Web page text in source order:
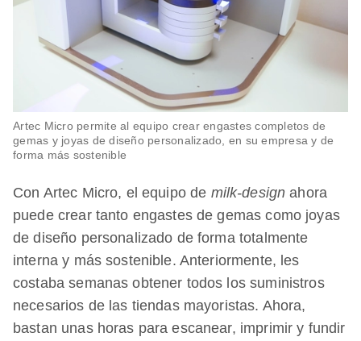
Artec Micro permite al equipo crear engastes completos de
gemas y joyas de diseño personalizado, en su empresa y de
forma más sostenible
Con Artec Micro, el equipo de milk-designahora
puede crear tanto engastes de gemas como joyas
de diseño personalizado de forma totalmente
interna y más sostenible. Anteriormente, les
costaba semanas obtener todos los suministros
necesarios de las tiendas mayoristas. Ahora,
bastan unas horas para escanear, imprimir y fundir